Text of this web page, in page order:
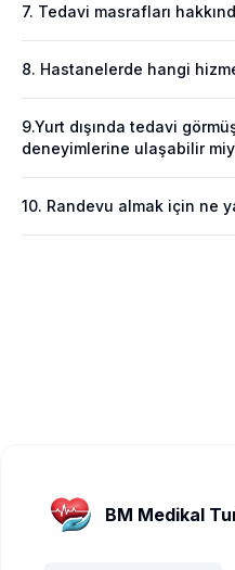
7. Tedavi masrafları
8. Hastanelerde hangi
9.Yurt dışında tedavi
deneyimlerine ulaşabilir
10. Randevu almak için ne
BM Medikal